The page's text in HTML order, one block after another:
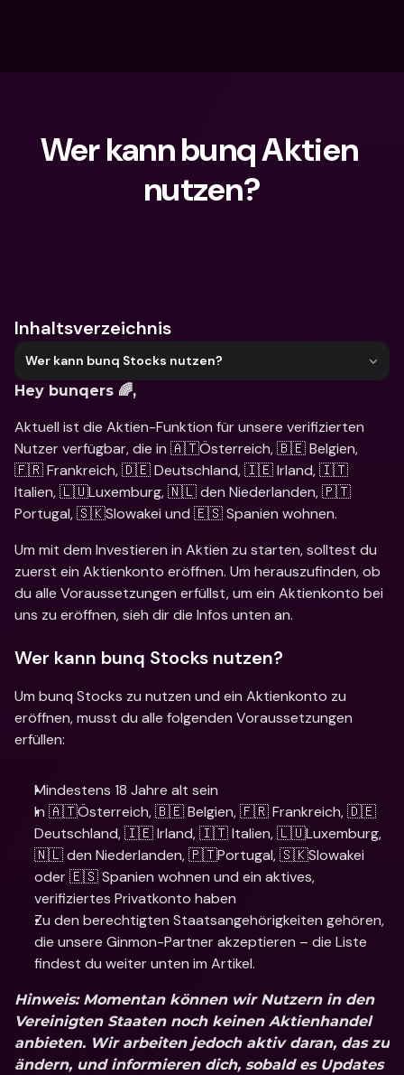
Wer kann bunq Aktien
nutzen?
Inhaltsverzeichnis
Wer kann bunq Stocks nutzen?
Hey bunqers 🌈,
Aktuell ist die Aktien-Funktion für unsere verifizierten
Nutzer verfügbar, die in 🇦🇹Österreich, 🇧🇪 Belgien,
🇫🇷 Frankreich, 🇩🇪 Deutschland, 🇮🇪 Irland, 🇮🇹
Italien, 🇱🇺Luxemburg, 🇳🇱 den Niederlanden, 🇵🇹
Portugal, 🇸🇰Slowakei und 🇪🇸 Spanien wohnen.
Um mit dem Investieren in Aktien zu starten, solltest du
zuerst ein Aktienkonto eröffnen. Um herauszufinden, ob
du alle Voraussetzungen erfüllst, um ein Aktienkonto bei
uns zu eröffnen, sieh dir die Infos unten an.
Wer kann bunq Stocks nutzen?
Um bunq Stocks zu nutzen und ein Aktienkonto zu
eröffnen, musst du alle folgenden Voraussetzungen
erfüllen:
Mindestens 18 Jahre alt sein
In 🇦🇹Österreich, 🇧🇪 Belgien, 🇫🇷 Frankreich, 🇩🇪
Deutschland, 🇮🇪 Irland, 🇮🇹 Italien, 🇱🇺Luxemburg,
🇳🇱 den Niederlanden, 🇵🇹Portugal, 🇸🇰Slowakei
oder 🇪🇸 Spanien wohnen und ein aktives,
verifiziertes Privatkonto haben
Zu den berechtigten Staatsangehörigkeiten gehören,
die unsere Ginmon-Partner akzeptieren – die Liste
findest du weiter unten im Artikel.
Hinweis: Momentan können wir Nutzern in den
Vereinigten Staaten noch keinen Aktienhandel
anbieten. Wir arbeiten jedoch aktiv daran, das zu
ändern, und informieren dich, sobald es Updates